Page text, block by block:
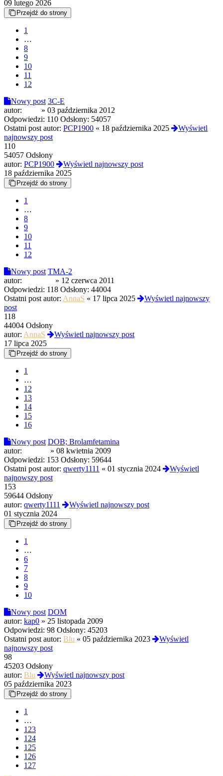
09 lutego 2026
Przejdź do strony
1
…
8
9
10
11
12
Nowy post 3C-E
autor:
» 03 października 2012
Odpowiedzi: 110 Odsłony: 54057
Ostatni post autor: PCP1900 « 18 października 2025
Wyświetl
najnowszy post
110
54057 Odsłony
autor: PCP1900
Wyświetl najnowszy post
18 października 2025
Przejdź do strony
1
…
8
9
10
11
12
Nowy post TMA-2
autor:
» 12 czerwca 2011
Odpowiedzi: 118 Odsłony: 44004
Ostatni post autor: AnnaS « 17 lipca 2025
Wyświetl najnowszy
post
118
44004 Odsłony
autor: AnnaS
Wyświetl najnowszy post
17 lipca 2025
Przejdź do strony
1
…
12
13
14
15
16
Nowy post DOB; Brolamfetamina
autor:
» 08 kwietnia 2009
Odpowiedzi: 153 Odsłony: 59644
Ostatni post autor: qwerty1111 « 01 stycznia 2024
Wyświetl
najnowszy post
153
59644 Odsłony
autor: qwerty1111
Wyświetl najnowszy post
01 stycznia 2024
Przejdź do strony
1
…
6
7
8
9
10
Nowy post DOM
autor: kap0 » 25 listopada 2009
Odpowiedzi: 98 Odsłony: 45203
Ostatni post autor: Blu « 05 października 2023
Wyświetl
najnowszy post
98
45203 Odsłony
autor: Blu
Wyświetl najnowszy post
05 października 2023
Przejdź do strony
1
…
123
124
125
126
127